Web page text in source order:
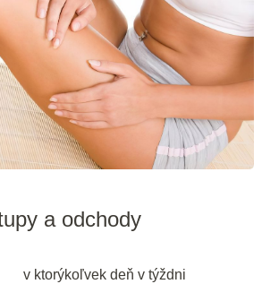
a odchody
v ktorýkoľvek deň v týždni